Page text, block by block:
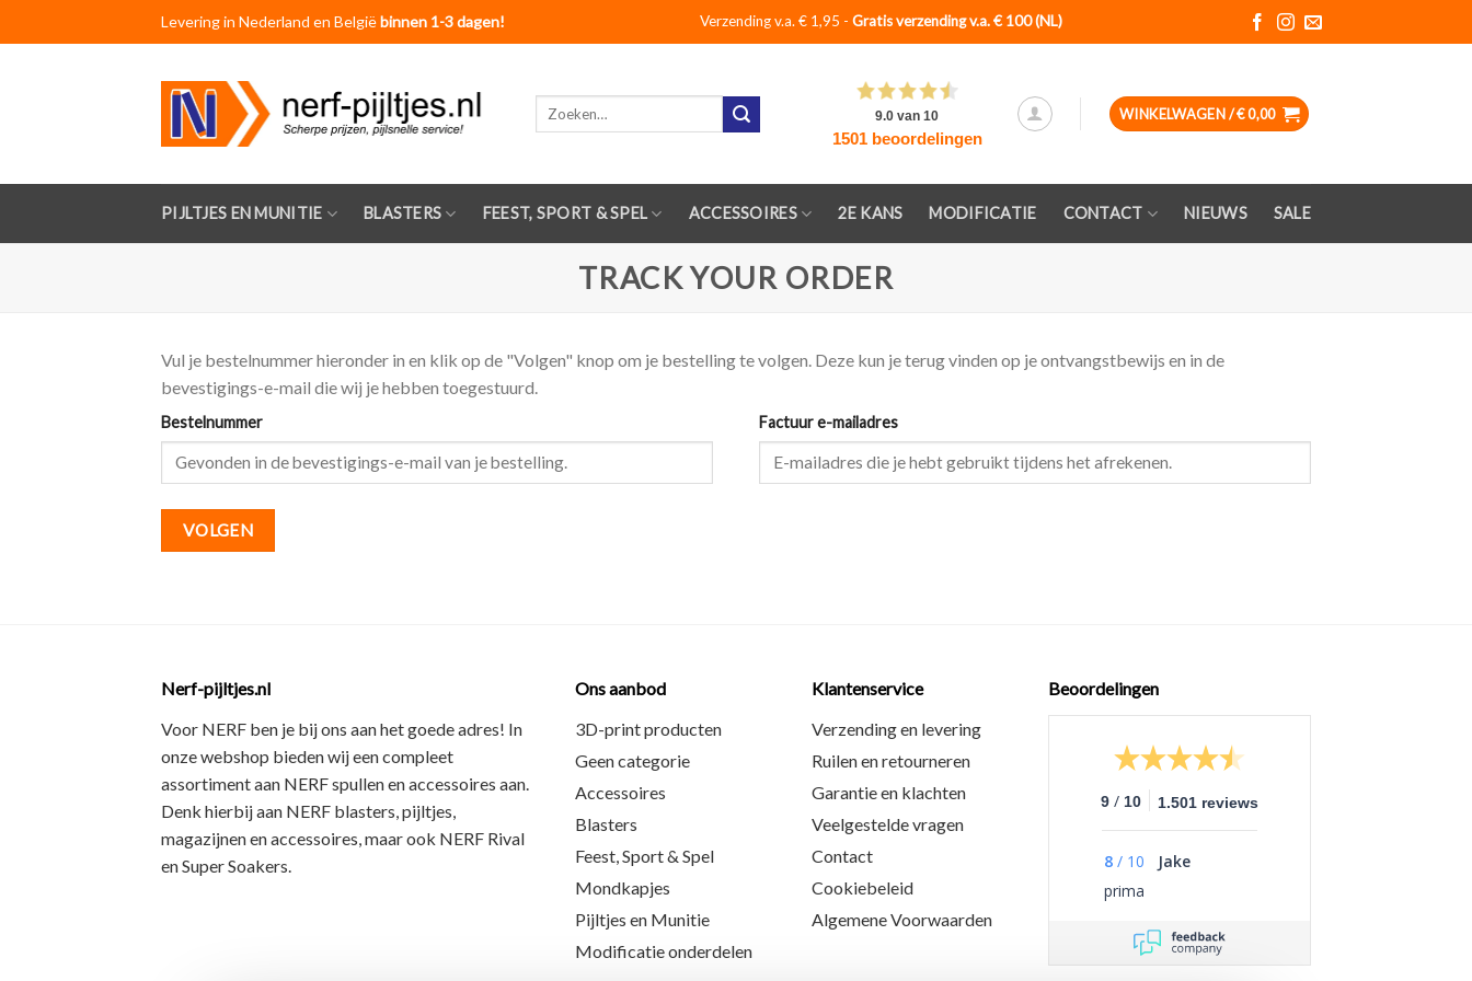
to
Levering in Nederland en Belgiëbinnen 1-3 dagen! Verzending v.a. € 1,95 - Gratis verzending v.a. € 100 (NL)
Zoeken
WINKELWAGEN /€0,00
PIJLTJES EN MUNITIE BLASTERS FEEST, SPORT & SPEL ACCESSOIRES 2E KANS MODIFICATIE CONTACT NIEUWS SALE
TRACK YOUR ORDER
Vul je bestelnummer hieronder in en klik op de "Volgen" knop om je bestelling te volgen. Deze kun je terug vinden op je ontvangstbewijs en in de
bevestigings-e-mail die wij je hebben toegestuurd.
Bestelnummer Factuur e-mailadres
VOLGEN
Nerf-pijltjes.nl
Voor NERF ben je bij ons aan het goede adres! In
onze webshop bieden wij eencompleet
assortimentaan NERF spullen en accessoires aan.
Denk hierbij aan NERF blasters, pijltjes,
magazijnen en accessoires, maar ook NERF Rival
en Super Soakers.
Ons aanbod
3D-print producten
Geen categorie
Accessoires
Blasters
Feest, Sport & Spel
Mondkapjes
Pijltjes en Munitie
Modificatie onderdelen
Klantenservice
Verzending en levering
Ruilen en retourneren
Garantie en klachten
Veelgestelde vragen
Contact
Cookiebeleid
Algemene Voorwaarden
Beoordelingen
9 / 10 1.501 reviews
8 / 10
Jake
prima